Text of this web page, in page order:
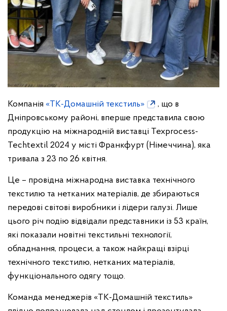
Компанія «ТК-Домашній текстиль»
, що в
Дніпровському районі, вперше представила свою
продукцію на міжнародній виставці Texprocess-
Techteхtil 2024 у місті Франкфурт (Німеччина), яка
тривала з 23 по 26 квітня.
Це – провідна міжнародна виставка технічного
текстилю та нетканих матеріалів, де збираються
передові світові виробники і лідери галузі. Лише
цього річ подію відвідали представники із 53 країн,
які показали новітні текстильні технології,
обладнання, процеси, а також найкращі взірці
технічного текстилю, нетканих матеріалів,
функціонального одягу тощо.
Команда менеджерів «ТК-Домашній текстиль»